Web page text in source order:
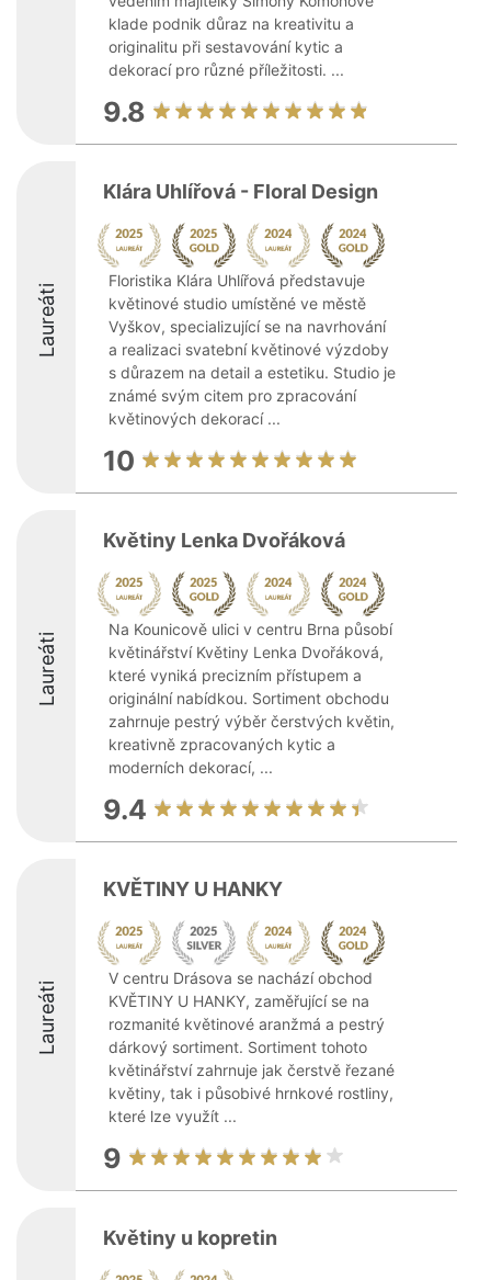
klade podnik důraz na kreativitu a
originalitu při sestavování kytic a
dekorací pro různé příležitosti. ...
9.8
Laureáti
Klára Uhlířová - Floral Design
Floristika Klára Uhlířová představuje
květinové studio umístěné ve městě
Vyškov, specializující se na navrhování
a realizaci svatební květinové výzdoby
s důrazem na detail a estetiku. Studio je
známé svým citem pro zpracování
květinových dekorací ...
10
Laureáti
Květiny Lenka Dvořáková
Na Kounicově ulici v centru Brna působí
květinářství Květiny Lenka Dvořáková,
které vyniká precizním přístupem a
originální nabídkou. Sortiment obchodu
zahrnuje pestrý výběr čerstvých květin,
kreativně zpracovaných kytic a
moderních dekorací, ...
9.4
Laureáti
KVĚTINY U HANKY
V centru Drásova se nachází obchod
KVĚTINY U HANKY, zaměřující se na
rozmanité květinové aranžmá a pestrý
dárkový sortiment. Sortiment tohoto
květinářství zahrnuje jak čerstvě řezané
květiny, tak i působivé hrnkové rostliny,
které lze využít ...
9
Květiny u kopretin